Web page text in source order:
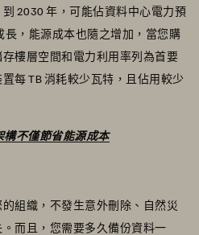
2030 年，可能佔資料中心電力預
，能源成本也隨之增加，當您購
樓層空間和電力利用率列為首要
每 TB 消耗較少瓦特，且佔用較少
構不僅節省能源成本
組織，不發生意外刪除、自然災
而且，您需要多久備份資料一